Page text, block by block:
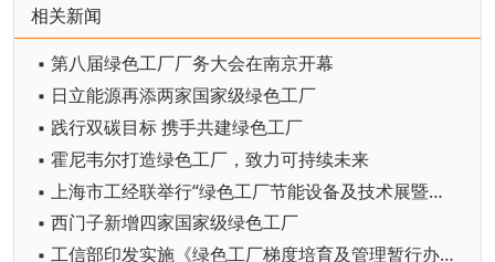
相关新闻
▪ 第八届绿色工厂厂务大会在南京开幕
▪ 日立能源再添两家国家级绿色工厂
▪ 践行双碳目标 携手共建绿色工厂
▪ 霍尼韦尔打造绿色工厂，致力可持续未来
▪ 上海市工经联举行“绿色工厂节能设备及技术展暨系列论坛”专题沙龙
▪ 西门子新增四家国家级绿色工厂
▪ 工信部印发实施《绿色工厂梯度培育及管理暂行办法》